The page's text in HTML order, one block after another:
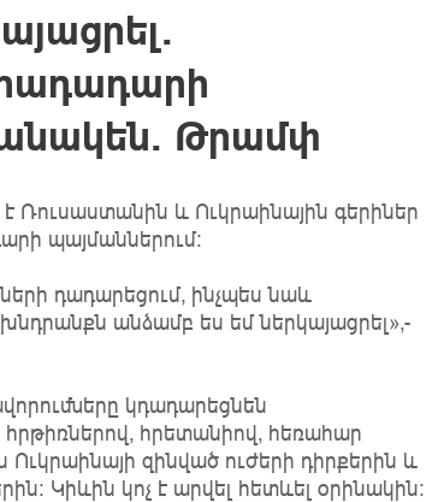
Թրամփ
և Ուկրաինային գերիներ
պայմաններում։
դադարեցում, ինչպես նաև
անձամբ ես եմ ներկայացրել»,-
կդադարեցնեն
հրետանիով, հեռահար
զինված ուժերի դիրքերին և
Կիևին կոչ է արվել հետևել օրինակին: